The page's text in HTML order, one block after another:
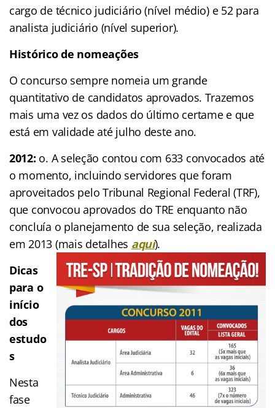
cargo de técnico judiciário (nível médio) e 52 para
analista judiciário (nível superior).
Histórico de nomeações
O concurso sempre nomeia um grande
quantitativo de candidatos aprovados. Trazemos
mais uma vez os dados do último certame e que
está em validade até julho deste ano.
2012: o. A seleção contou com 633 convocados até
o momento, incluindo servidores que foram
aproveitados pelo Tribunal Regional Federal (TRF),
que convocou aprovados do TRE enquanto não
concluía o planejamento de sua seleção, realizada
em 2013 (mais detalhes aqui).
Dicas
para o
início
dos
estudo
s
Nesta
fase